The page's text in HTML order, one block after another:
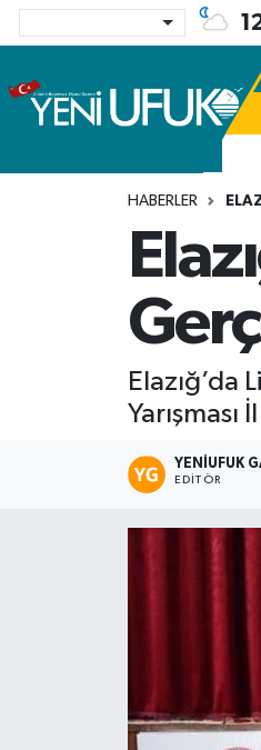
HABERLER
Elazığ’da
YENIUFUK
EDITÖR
Namaz Vakitleri
Trafik Durumu
Süper Lig Puan
Tüm Manşetler
Son Dakika Haberleri
Haber Arşivi